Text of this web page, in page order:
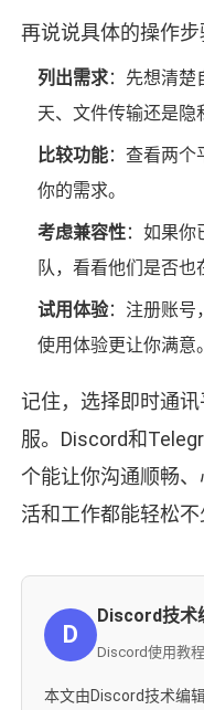
再说说具体的操作步
列出需求：先想清楚
天、文件传输还是隐
比较功能：查看两个
你的需求。
考虑兼容性：如果你
队，看看他们是否也
试用体验：注册账号
使用体验更让你满意。
记住，选择即时通
服。Discord和
个能让你沟通顺畅
活和工作都能轻松不
D
Discord技术
Discord使用教
本文由Discord技术编